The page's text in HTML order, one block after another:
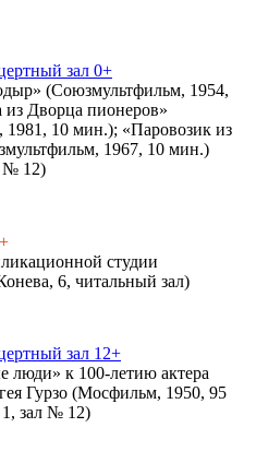
зал 0+
(Союзмультфильм, 1954,
Дворца пионеров»
10 мин.); «Паровозик из
1967, 10 мин.)
№ 12)
студии
6, читальный зал)
зал 12+
люди» к 100-летию актера
Гурзо (Мосфильм, 1950, 95
зал № 12)